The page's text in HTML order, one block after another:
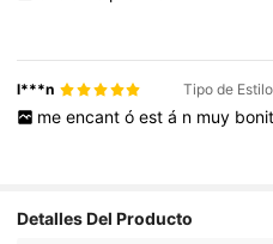
l***n Tipo de
me encant ó est á n muy
Detalles Del Producto
4,85